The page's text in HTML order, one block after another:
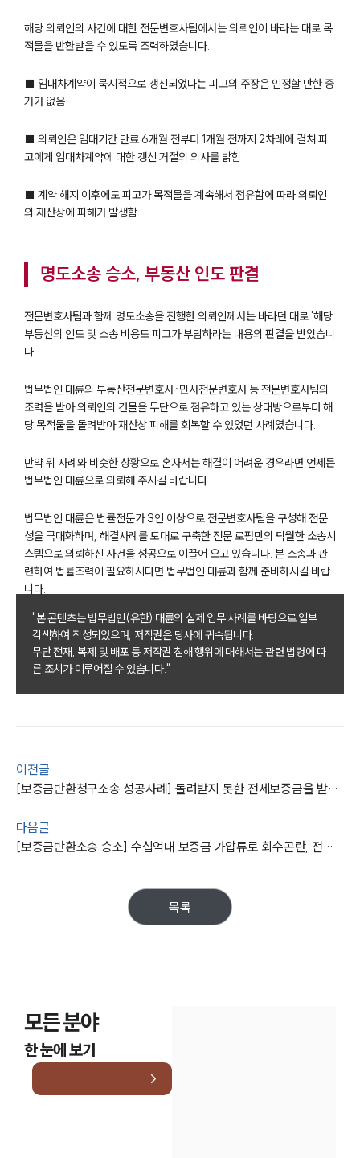
팀소개
팀소개
대륜의 강점
오시는 길
고객의 소리
업무사례
주요 업무사례
사례분석/최신동향
법률정보
업무분야
건설부 업무
전체
구성원 소개
부동산전문변호사
소식/자료
언론보도
공지사항
법률서식
대륜법률상담예약
해당 의뢰인의 사건에 대한 전문변호사팀에서는 의뢰인이 바라는 대로 목
적물을 반환받을 수 있도록 조력하였습니다.
■ 임대차계약이 묵시적으로 갱신되었다는 피고의 주장은 인정할 만한 증
거가 없음
■ 의뢰인은 임대기간 만료 6개월 전부터 1개월 전까지 2차례에 걸쳐 피
고에게 임대차계약에 대한 갱신 거절의 의사를 밝힘
■ 계약 해지 이후에도 피고가 목적물을 계속해서 점유함에 따라 의뢰인
의 재산상에 피해가 발생함
명도소송 승소, 부동산 인도 판결
전문변호사팀과 함께 명도소송을 진행한 의뢰인께서는 바라던 대로 '해당
부동산의 인도 및 소송 비용도 피고가 부담하라는 내용의 판결을 받았습니
다.
법무법인 대륜의 부동산전문변호사·민사전문변호사 등 전문변호사팀의
조력을 받아 의뢰인의 건물을 무단으로 점유하고 있는 상대방으로부터 해
당 목적물을 돌려받아 재산상 피해를 회복할 수 있었던 사례였습니다.
만약 위 사례와 비슷한 상황으로 혼자서는 해결이 어려운 경우라면 언제든
법무법인 대륜으로 의뢰해 주시길 바랍니다.
법무법인 대륜은 법률전문가 3인 이상으로 전문변호사팀을 구성해 전문
성을 극대화하며, 해결사례를 토대로 구축한 전문 로펌만의 탁월한 소송시
스템으로 의뢰하신 사건을 성공으로 이끌어 오고 있습니다. 본 소송과 관
련하여 법률조력이 필요하시다면 법무법인 대륜과 함께 준비하시길 바랍
니다.
"본 콘텐츠는 법무법인(유한) 대륜의 실제 업무 사례를 바탕으로 일부
각색하여 작성되었으며, 저작권은 당사에 귀속됩니다.
무단 전재, 복제 및 배포 등 저작권 침해 행위에 대해서는 관련 법령에 따
른 조치가 이루어질 수 있습니다."
이전글
[보증금반환청구소송 성공사례] 돌려받지 못한 전세보증금을 받아냄
다음글
[보증금반환소송 승소] 수십억대 보증금 가압류로 회수곤란, 전액 반환 청구
목록
모든 분야
한 눈에 보기